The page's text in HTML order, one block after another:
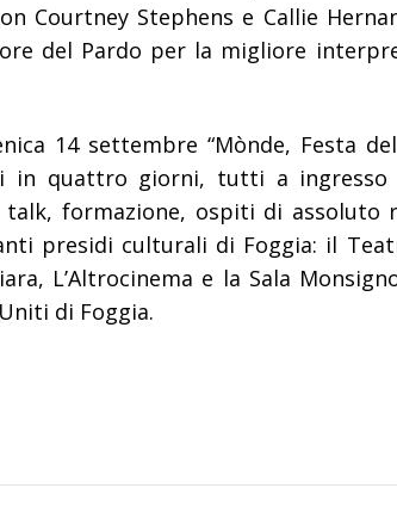
Courtney Stephens e Callie
del Pardo per la migliore
14 settembre “Mònde, Festa
in quattro giorni, tutti a
talk, formazione, ospiti di assoluto
presidi culturali di Foggia: il
L’Altrocinema e la Sala
di Foggia.